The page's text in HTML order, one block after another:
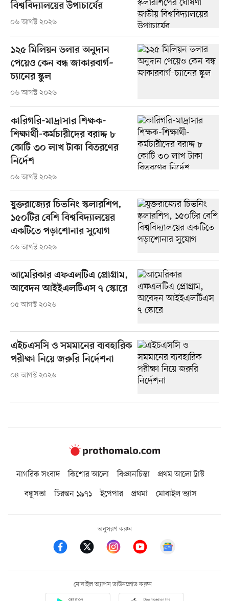
বিশ্ববিদ্যালয়ের উপাচার্যের
০৬ আগস্ট ২০২৬
১২৫ মিলিয়ন ডলার অনুদান
পেয়েও কেন বন্ধ জাকারবার্গ–
চ্যানের স্কুল
০৬ আগস্ট ২০২৬
কারিগরি-মাদ্রাসার শিক্ষক-
শিক্ষার্থী-কর্মচারীদের বরাদ্দ ৮
কোটি ৩০ লাখ টাকা বিতরণের
নির্দেশ
০৬ আগস্ট ২০২৬
যুক্তরাজ্যের চিভনিং স্কলারশিপ,
১৫০টির বেশি বিশ্ববিদ্যালয়ের
একটিতে পড়াশোনার সুযোগ
০৬ আগস্ট ২০২৬
আমেরিকার এফএলটিএ প্রোগ্রাম,
আবেদন আইইএলটিএস ৭ স্কোরে
০৫ আগস্ট ২০২৬
এইচএসসি ও সমমানের ব্যবহারিক
পরীক্ষা নিয়ে জরুরি নির্দেশনা
০৪ আগস্ট ২০২৬
নাগরিক সংবাদ কিশোর আলো বিজ্ঞানচিন্তা
প্রথম আলো ট্রাস্ট
বন্ধুসভা
চিরন্তন ১৯৭১ ইপেপার প্রথমা মোবাইল ভ্যাস
অনুসরণ করুন
মোবাইল অ্যাপস ডাউনলোড করুন